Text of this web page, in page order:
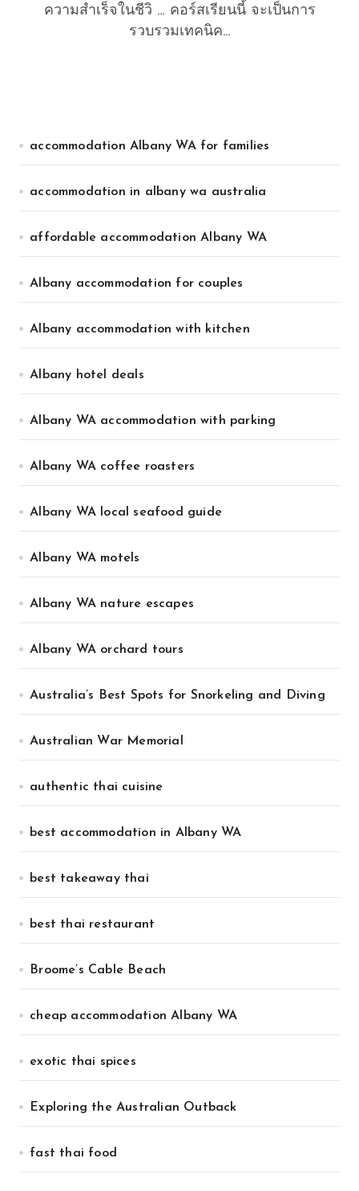
ความสำเร็จในชีวิ … คอร์สเรียนนี้ จะเป็นการ
รวบรวมเทคนิค...
accommodation Albany WA for families
accommodation in albany wa australia
affordable accommodation Albany WA
Albany accommodation for couples
Albany accommodation with kitchen
Albany hotel deals
Albany WA accommodation with parking
Albany WA coffee roasters
Albany WA local seafood guide
Albany WA motels
Albany WA nature escapes
Albany WA orchard tours
Australia’s Best Spots for Snorkeling and Diving
Australian War Memorial
authentic thai cuisine
best accommodation in Albany WA
best takeaway thai
best thai restaurant
Broome’s Cable Beach
cheap accommodation Albany WA
exotic thai spices
Exploring the Australian Outback
fast thai food